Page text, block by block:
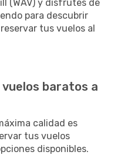
(WAV) y disfrutes de
para descubrir
tus vuelos al
baratos a
calidad es
tus vuelos
disponibles.